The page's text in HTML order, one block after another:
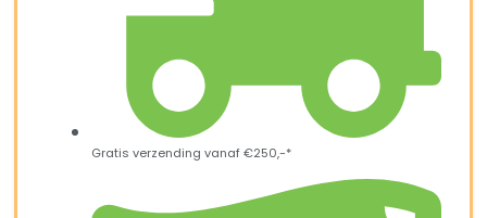
Gratis verzending vanaf €250,-*